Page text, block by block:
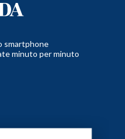
smartphone
minuto per minuto